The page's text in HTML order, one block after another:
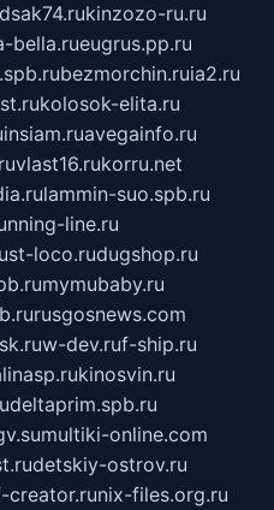
kinzozo-ru.ru
bella.rueugrus.pp.ru
bezmorchin.ruia2.ru
kolosok-elita.ru
insiam.ruavegainfo.ru
vlast16.rukorru.net
lammin-suo.spb.ru
line.ru
loco.rudugshop.ru
mymubaby.ru
rusgosnews.com
w-dev.ruf-ship.ru
kinosvin.ru
deltaprim.spb.ru
multiki-online.com
detskiy-ostrov.ru
creator.runix-files.org.ru